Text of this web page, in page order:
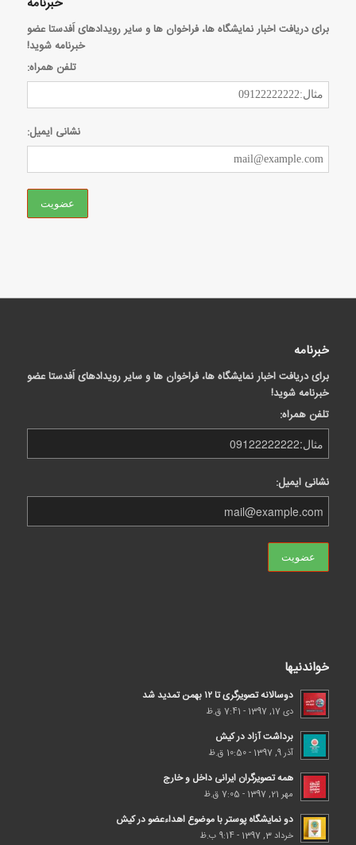
برای دریافت اخبار نمایشگاه ها، فراخوان ها و سایر رویدادهای اَفدستا عضو
خبرنامه شوید!
تلفن همراه:
نشانی ایمیل:
خبرنامه
برای دریافت اخبار نمایشگاه ها، فراخوان ها و سایر رویدادهای اَفدستا عضو
خبرنامه شوید!
تلفن همراه:
نشانی ایمیل:
خواندنیها
دوسالانه تصویرگری تا ۱۲ بهمن تمدید شد
دی 17, 1397 - 7:41 ق.ظ
برداشت آزاد در کیش
آذر 9, 1397 - 10:50 ق.ظ
همه تصویرگران ایرانی داخل و خارج
مهر 21, 1397 - 7:05 ق.ظ
دو نمایشگاه پوستر با موضوع اهداء‌عضو در کیش
خرداد 3, 1397 - 9:14 ب.ظ